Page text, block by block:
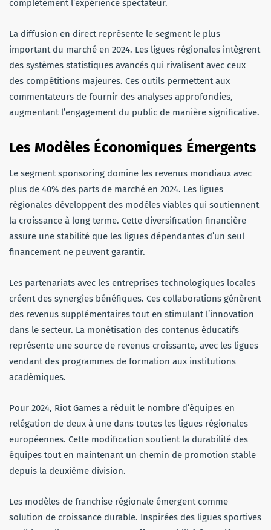
complètement l’expérience spectateur.
La diffusion en direct représente le segment le plus
important du marché en 2024. Les ligues régionales intègrent
des systèmes statistiques avancés qui rivalisent avec ceux
des compétitions majeures. Ces outils permettent aux
commentateurs de fournir des analyses approfondies,
augmentant l’engagement du public de manière significative.
Les Modèles Économiques Émergents
Le segment sponsoring domine les revenus mondiaux avec
plus de 40% des parts de marché en 2024. Les ligues
régionales développent des modèles viables qui soutiennent
la croissance à long terme. Cette diversification financière
assure une stabilité que les ligues dépendantes d’un seul
financement ne peuvent garantir.
Les partenariats avec les entreprises technologiques locales
créent des synergies bénéfiques. Ces collaborations génèrent
des revenus supplémentaires tout en stimulant l’innovation
dans le secteur. La monétisation des contenus éducatifs
représente une source de revenus croissante, avec les ligues
vendant des programmes de formation aux institutions
académiques.
Pour 2024, Riot Games a réduit le nombre d’équipes en
relégation de deux à une dans toutes les ligues régionales
européennes. Cette modification soutient la durabilité des
équipes tout en maintenant un chemin de promotion stable
depuis la deuxième division.
Les modèles de franchise régionale émergent comme
solution de croissance durable. Inspirées des ligues sportives